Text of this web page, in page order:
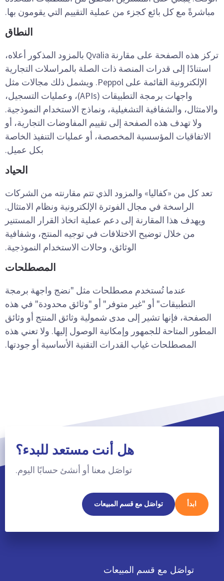
مباشرةً مع كل بائع كجزء من عملية التقييم التي يقومون بها.
النطاق
تركز هذه الصفحة على مقارنة Qvalia بالمزود المذكور أعلاه،
استنادًا إلى قدرات المنصة ذات الصلة بالمراسلات التجارية
الإلكترونية القائمة على Peppol. ويشمل ذلك مجالات مثل
واجهات برمجة التطبيقات (APIs)، وعمليات التسجيل،
والامتثال، والشفافية التشغيلية، ونماذج الاستخدام النموذجية.
ولا تهدف هذه الصفحة إلى تقييم المفاوضات التجارية، أو
الاتفاقيات المؤسسية المخصصة، أو عمليات التنفيذ الخاصة
بكل عميل.
الحياد
تعد كل من «كفاليا» والمزود الذي تتم مقارنته من الشركات
الراسخة في مجال الفوترة الإلكترونية ونظام الامتثال.
ويهدف هذا المقارنة إلى دعم عملية اتخاذ القرار المستنير
من خلال توضيح الاختلافات في توجيه المنتج، وشفافية
الوثائق، وحالات الاستخدام النموذجية.
المصطلحات
عندما تُستخدم مصطلحات مثل "نضج واجهة برمجة
التطبيقات" أو "غير متوفر" أو "وثائق محدودة" في هذه
الصفحة، فإنها تشير إلى مدى شمولية وثائق المنتج أو وثائق
المطور المتاحة للجمهور وإمكانية الوصول إليها. ولا تعني هذه
المصطلحات غياب القدرات التقنية الأساسية أو جودتها.
هل أنت مستعد للبدء؟
تواصَل معنا أو أنشئ حسابًا اليوم.
ابدأ تواصَل مع قسم المبيعات
تواصَل مع قسم المبيعات